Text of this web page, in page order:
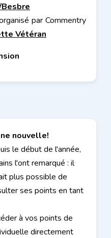
par Commentry
Vétéran
nouvelle!
le début de l'année,
l'ont remarqué : il
plus possible de
ses points en tant
à vos points de
directement